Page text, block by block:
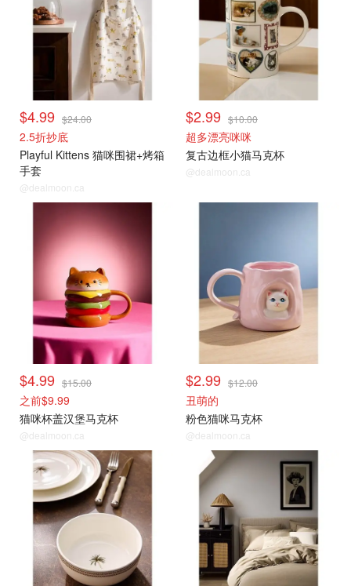
$4.99 $24.00
2.5折抄底
Playful Kittens 猫咪围裙+烤箱
手套
@dealmoon.ca
$2.99 $10.00
超多漂亮咪咪
复古边框小猫马克杯
@dealmoon.ca
$4.99 $15.00
之前$9.99
猫咪杯盖汉堡马克杯
@dealmoon.ca
$2.99 $12.00
丑萌的
粉色猫咪马克杯
@dealmoon.ca